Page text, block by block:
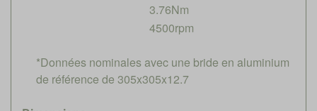
3.76Nm
4500rpm
*Données nominales avec une bride en aluminium
de référence de 305x305x12.7